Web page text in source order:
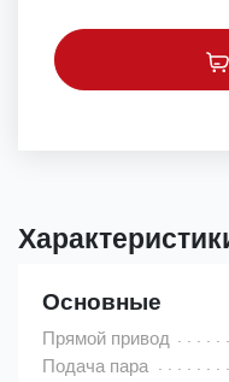
Основные
Прямой привод
Подача пара